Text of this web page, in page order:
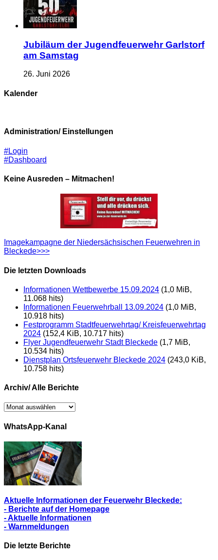
Jubiläum der Jugendfeuerwehr Garlstorf
am Samstag
26. Juni 2026
Kalender
Administration/ Einstellungen
#Login
#Dashboard
Keine Ausreden – Mitmachen!
Imagekampagne der Niedersächsischen Feuerwehren in
Bleckede>>>
Die letzten Downloads
Informationen Wettbewerbe 15.09.2024 (1,0 MiB,
11.068 hits)
Informationen Feuerwehrball 13.09.2024 (1,0 MiB,
10.918 hits)
Festprogramm Stadtfeuerwehrtag/ Kreisfeuerwehrtag
2024 (152,4 KiB, 10.717 hits)
Flyer Jugendfeuerwehr Stadt Bleckede (1,7 MiB,
10.534 hits)
Dienstplan Ortsfeuerwehr Bleckede 2024 (243,0 KiB,
10.758 hits)
Archiv/ Alle Berichte
Archiv/
Berichte
WhatsApp-Kanal
Aktuelle Informationen der Feuerwehr Bleckede:
- Berichte auf der Homepage
- Aktuelle Informationen
- Warnmeldungen
Die letzte Berichte